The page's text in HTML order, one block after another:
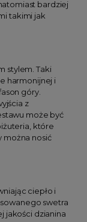
bardziej
takimi jak
stylem. Taki
harmonijnej i
góry.
z
może być
które
nosić
ciepło i
swetra
jakości dzianina